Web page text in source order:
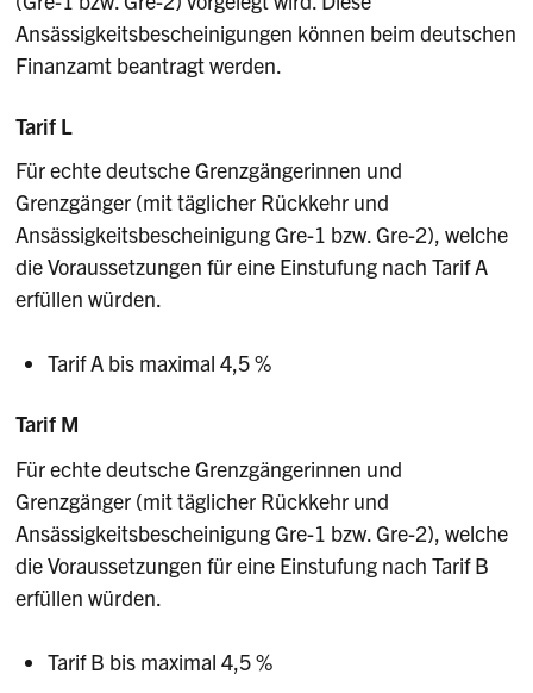
Ansässigkeitsbescheinigungen können beim deutschen
Finanzamt beantragt werden.
Tarif L
Für echte deutsche Grenzgängerinnen und
Grenzgänger (mit täglicher Rückkehr und
Ansässigkeitsbescheinigung Gre-1 bzw. Gre-2), welche
die Voraussetzungen für eine Einstufung nach Tarif A
erfüllen würden.
Tarif A bis maximal 4,5 %
Tarif M
Für echte deutsche Grenzgängerinnen und
Grenzgänger (mit täglicher Rückkehr und
Ansässigkeitsbescheinigung Gre-1 bzw. Gre-2), welche
die Voraussetzungen für eine Einstufung nach Tarif B
erfüllen würden.
Tarif B bis maximal 4,5 %